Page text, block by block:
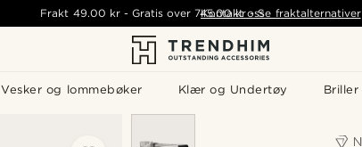
Vesker og lommebøker Klær og Undertøy Briller
Frakt 49.00 kr- Gratis over 745.00 kr - Se fraktalternativer
Kontakt oss